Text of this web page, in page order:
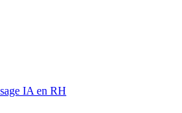
IA en RH